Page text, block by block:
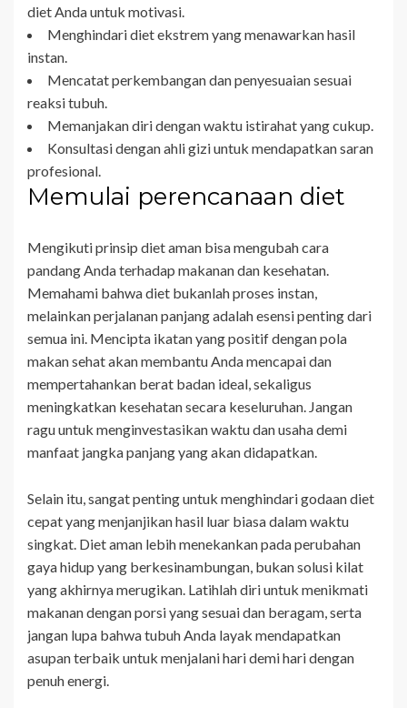
diet Anda untuk motivasi.
Menghindari diet ekstrem yang menawarkan hasil
instan.
Mencatat perkembangan dan penyesuaian sesuai
reaksi tubuh.
Memanjakan diri dengan waktu istirahat yang cukup.
Konsultasi dengan ahli gizi untuk mendapatkan saran
profesional.
Memulai perencanaan diet
Mengikuti prinsip diet aman bisa mengubah cara
pandang Anda terhadap makanan dan kesehatan.
Memahami bahwa diet bukanlah proses instan,
melainkan perjalanan panjang adalah esensi penting dari
semua ini. Mencipta ikatan yang positif dengan pola
makan sehat akan membantu Anda mencapai dan
mempertahankan berat badan ideal, sekaligus
meningkatkan kesehatan secara keseluruhan. Jangan
ragu untuk menginvestasikan waktu dan usaha demi
manfaat jangka panjang yang akan didapatkan.
Selain itu, sangat penting untuk menghindari godaan diet
cepat yang menjanjikan hasil luar biasa dalam waktu
singkat. Diet aman lebih menekankan pada perubahan
gaya hidup yang berkesinambungan, bukan solusi kilat
yang akhirnya merugikan. Latihlah diri untuk menikmati
makanan dengan porsi yang sesuai dan beragam, serta
jangan lupa bahwa tubuh Anda layak mendapatkan
asupan terbaik untuk menjalani hari demi hari dengan
penuh energi.